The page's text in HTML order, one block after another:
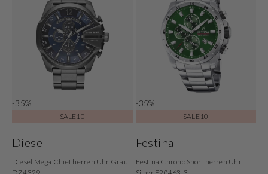
-35%
SALE10
Diesel
Diesel Mega Chief herren Uhr Grau
-35%
SALE10
Festina
Festina Chrono Sport herren Uhr